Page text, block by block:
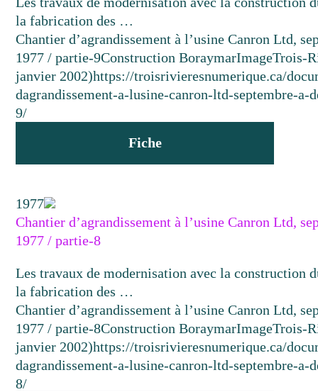
la fabrication des …
Chantier d’agrandissement à l’usine Canron Ltd,
1977 / partie-9Construction BoraymarImageTrois-
janvier 2002)https://troisrivieresnumerique.ca/
dagrandissement-a-lusine-canron-ltd-septembre-a-
9/
Fiche
1977
Chantier d’agrandissement à l’usine Canron Ltd,
1977 / partie-8
Les travaux de modernisation avec la construction
la fabrication des …
Chantier d’agrandissement à l’usine Canron Ltd,
1977 / partie-8Construction BoraymarImageTrois-
janvier 2002)https://troisrivieresnumerique.ca/
dagrandissement-a-lusine-canron-ltd-septembre-a-
8/